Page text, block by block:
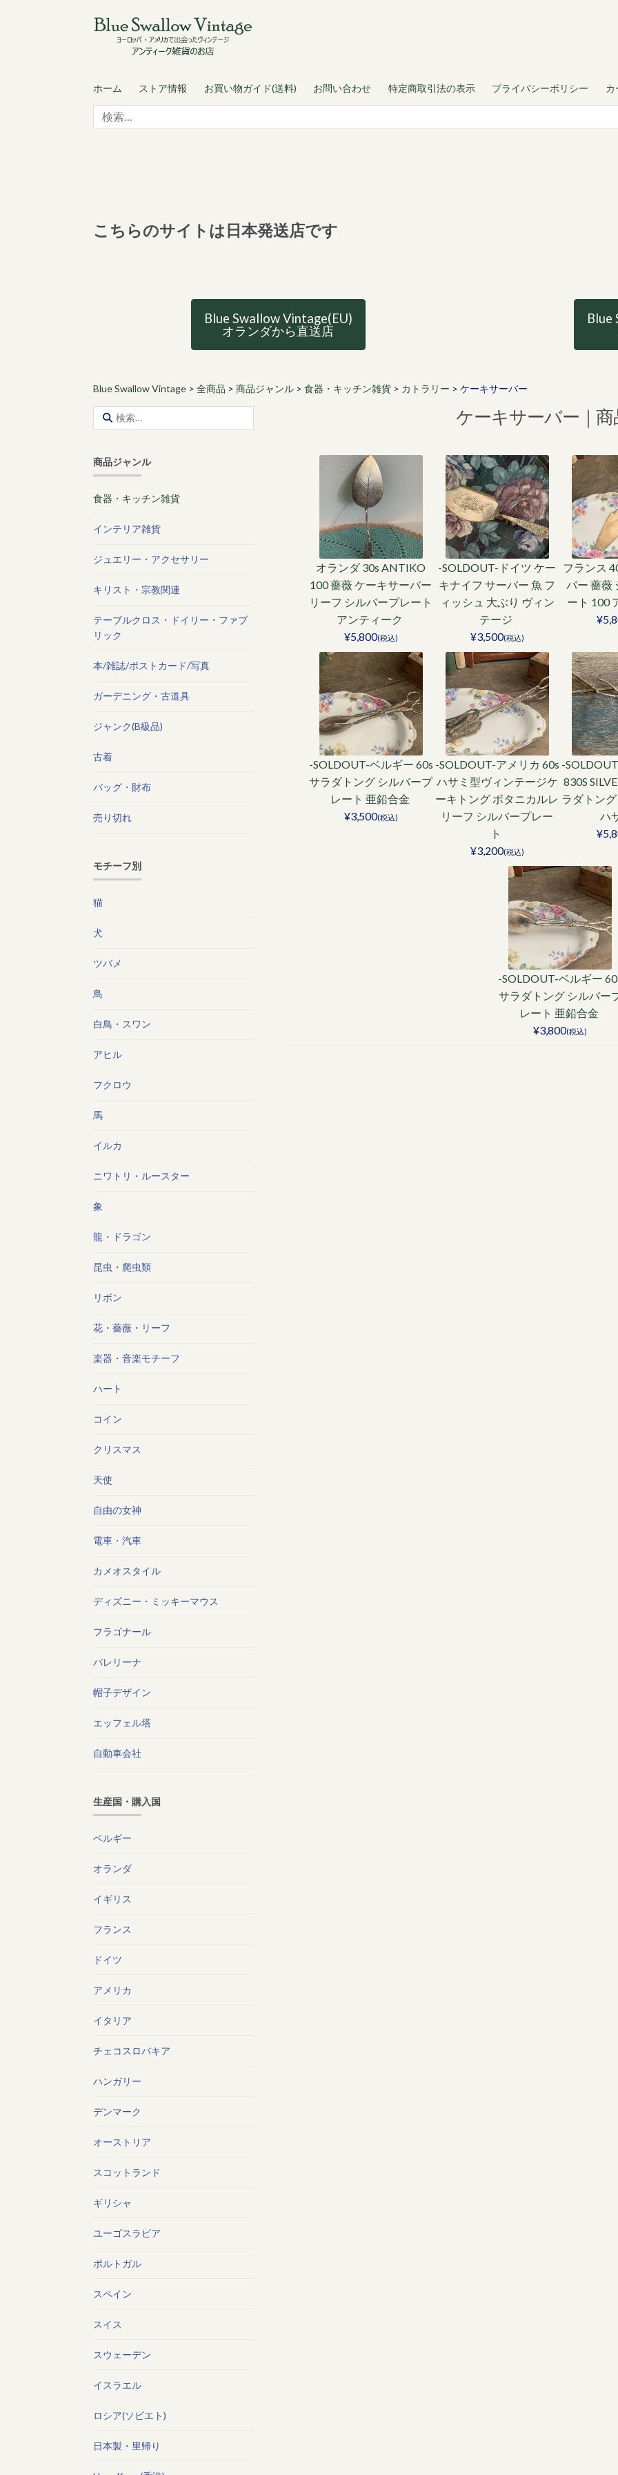
to
navigation
to
content
ホーム ストア情報 お買い物ガイド(送料) お問い合わせ 特定商取引法の表示 プライバシーポリシー カ
検
索:
こちらのサイトは日本発送店です
Blue Swallow Vintage(EU)
オランダから直送店
Blue
Blue Swallow Vintage> 全商品 > 商品ジャンル> 食器・キッチン雑貨> カトラリー > ケーキサーバー
ケーキサーバー｜商
オランダ 30s ANTIKO
100 薔薇 ケーキサーバー
リーフ シルバープレート
アンティーク
¥5,800(税込)
-SOLDOUT-ドイツ ケー
キナイフ サーバー 魚 フ
ィッシュ 大ぶり ヴィン
テージ
¥3,500(税込)
フランス
バー 薔薇
ート 100
-SOLDOUT-ベルギー 60s
サラダトング シルバープ
レート 亜鉛合金
¥3,500(税込)
-SOLDOUT-アメリカ 60s
ハサミ型ヴィンテージケ
ーキトング ボタニカルレ
リーフ シルバープレー
ト
¥3,200(税込)
-
830S
ラダトン
ハ
-SOLDOUT-ベルギー
サラダトング シルバー
レート 亜鉛合金
¥3,800(税込)
索:
商品ジャンル
食器・キッチン雑貨
インテリア雑貨
ジュエリー・アクセサリー
キリスト・宗教関連
テーブルクロス・ドイリー・ファブ
リック
本/雑誌/ポストカード/写真
ガーデニング・古道具
ジャンク(B級品)
古着
バッグ・財布
売り切れ
モチーフ別
猫
犬
ツバメ
鳥
白鳥・スワン
アヒル
フクロウ
馬
イルカ
ニワトリ・ルースター
象
龍・ドラゴン
昆虫・爬虫類
リボン
花・薔薇・リーフ
楽器・音楽モチーフ
ハート
コイン
クリスマス
天使
自由の女神
電車・汽車
カメオスタイル
ディズニー・ミッキーマウス
フラゴナール
バレリーナ
帽子デザイン
エッフェル塔
自動車会社
生産国・購入国
ベルギー
オランダ
イギリス
フランス
ドイツ
アメリカ
イタリア
チェコスロバキア
ハンガリー
デンマーク
オーストリア
スコットランド
ギリシャ
ユーゴスラビア
ポルトガル
スペイン
スイス
スウェーデン
イスラエル
ロシア(ソビエト)
日本製・里帰り